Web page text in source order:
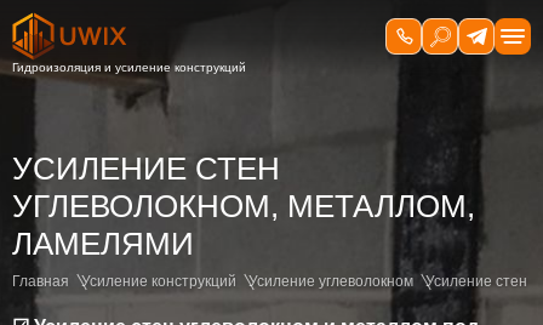
УСИЛЕНИЕ СТЕН
УГЛЕВОЛОКНОМ, МЕТАЛЛОМ,
ЛАМЕЛЯМИ
Главная Усиление конструкций Усиление углеволокном Усиление стен